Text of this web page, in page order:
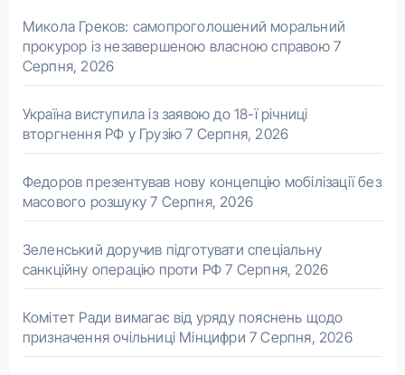
Микола Греков: самопроголошений моральний
прокурор із незавершеною власною справою 7
Серпня, 2026
Україна виступила із заявою до 18-ї річниці
вторгнення РФ у Грузію 7 Серпня, 2026
Федоров презентував нову концепцію мобілізації без
масового розшуку 7 Серпня, 2026
Зеленський доручив підготувати спеціальну
санкційну операцію проти РФ 7 Серпня, 2026
Комітет Ради вимагає від уряду пояснень щодо
призначення очільниці Мінцифри 7 Серпня, 2026